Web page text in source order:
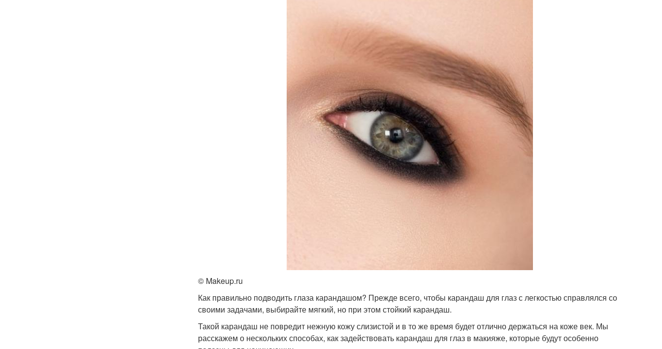
© Makeup.ru
Как правильно подводить глаза карандашом? Прежде всего, чтобы карандаш для глаз с легкостью справлялся со
своими задачами, выбирайте мягкий, но при этом стойкий карандаш.
Такой карандаш не повредит нежную кожу слизистой и в то же время будет отлично держаться на коже век. Мы
расскажем о нескольких способах, как задействовать карандаш для глаз в макияже, которые будут особенно